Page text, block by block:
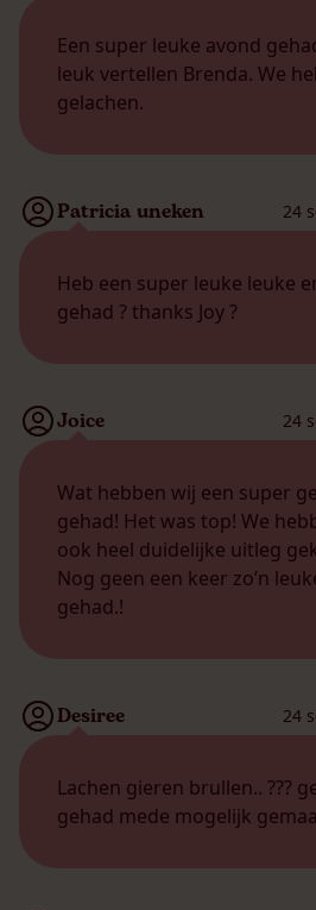
Een super leuke avond
leuk vertellen Brenda. We
gelachen.
Patricia uneken 24
Heb een super leuke leuke
gehad ? thanks Joy ?
Joice 24
Wat hebben wij een super
gehad! Het was top! We
ook heel duidelijke uitleg
Nog geen een keer zo’n
gehad.!
Desiree 24
Lachen gieren brullen.. ???
gehad mede mogelijk